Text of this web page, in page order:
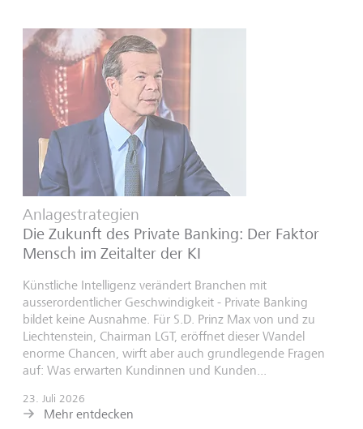
Anlagestrategien
Die Zukunft des Private Banking: Der Faktor
Mensch im Zeitalter der KI
Künstliche Intelligenz verändert Branchen mit
ausserordentlicher Geschwindigkeit - Private Banking
bildet keine Ausnahme. Für S.D. Prinz Max von und zu
Liechtenstein, Chairman LGT, eröffnet dieser Wandel
enorme Chancen, wirft aber auch grundlegende Fragen
auf: Was erwarten Kundinnen und Kunden...
23. Juli 2026
Mehr entdecken